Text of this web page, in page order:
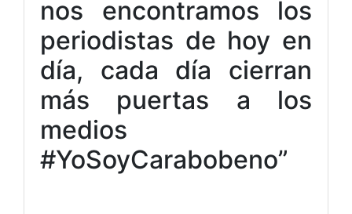
nos encontramos los
periodistas de hoy en
día, cada día cierran
más puertas a los
medios
#YoSoyCarabobeno”